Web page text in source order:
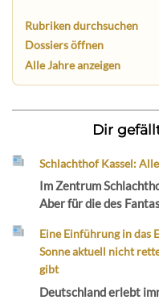
Rubriken durchsuchen
Dossiers öffnen
Alle Jahre anzeigen
Dir
Schlachthof Kassel:
Im Zentrum
Aber für die des
Eine Einführung in das
Sonne aktuell nicht
gibt
Deutschland erlebt